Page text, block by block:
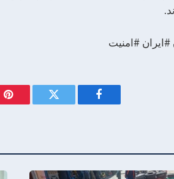
#امنیت
Facebook
Twitter